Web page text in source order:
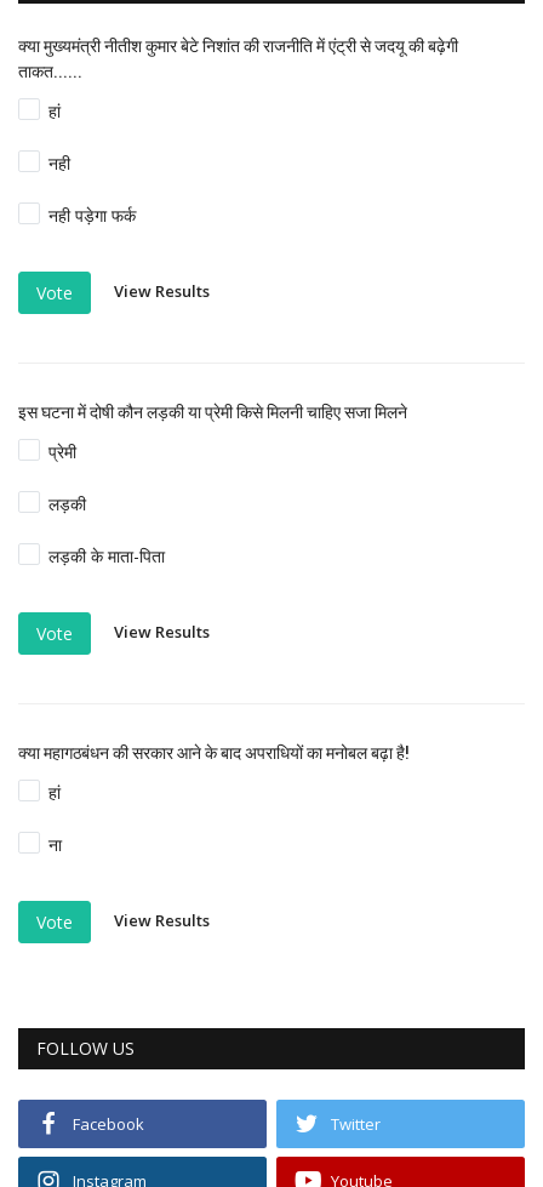
क्या मुख्यमंत्री नीतीश कुमार बेटे निशांत की राजनीति में एंट्री से जदयू की बढ़ेगी
ताकत......
हां
नही
नही पड़ेगा फर्क
Vote View Results
इस घटना में दोषी कौन लड़की या प्रेमी किसे मिलनी चाहिए सजा मिलने
प्रेमी
लड़की
लड़की के माता-पिता
Vote View Results
क्या महागठबंधन की सरकार आने के बाद अपराधियों का मनोबल बढ़ा है!
हां
ना
Vote View Results
FOLLOW US
Facebook Twitter
Instagram Youtube